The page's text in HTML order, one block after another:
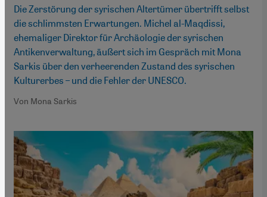
Die Zerstörung der syrischen Altertümer übertrifft selbst
die schlimmsten Erwartungen. Michel al-Maqdissi,
ehemaliger Direktor für Archäologie der syrischen
Antikenverwaltung, äußert sich im Gespräch mit Mona
Sarkis über den verheerenden Zustand des syrischen
Kulturerbes – und die Fehler der UNESCO.
Von Mona Sarkis